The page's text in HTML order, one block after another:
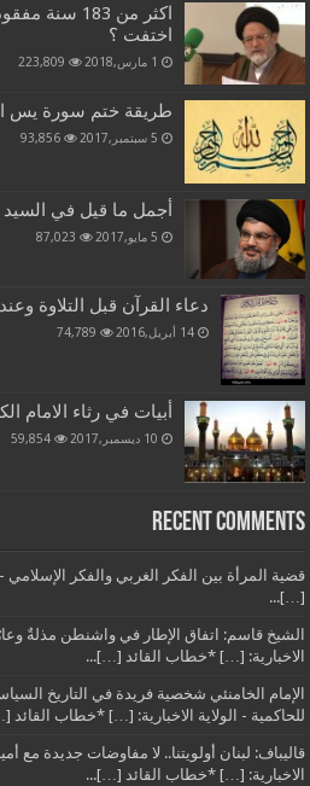
اكثر من 183
اختفت ؟
1 مارس,2018 223,809
طريقة ختم سورة يس
5 سبتمبر,2017 93,856
أجمل ما قيل في
5 مايو,2017 87,023
دعاء القرآن قبل التلاوة وعند
14 أبريل,2016 74,789
أبيات في رثاء الامام
10 ديسمبر,2017 59,854
Recent Comments
قضية المرأة بين الفكر الغربي والفكر الإسلامي
[…]...
الشيخ قاسم: اتفاق الإطار في واشنطن مذلةٌ
الاخبارية: […] *خطاب القائد […]...
الإمام الخامنئي شخصية فريدة في التاريخ
للحاكمية - الولاية الاخبارية: […] *خطاب القائد
قاليباف: لبنان أولويتنا.. لا مفاوضات جديدة مع
الاخبارية: […] *خطاب القائد […]...